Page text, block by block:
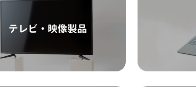
テレビ・映像製品